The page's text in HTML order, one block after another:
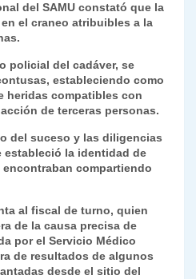
del SAMU constató que la
el craneo atribuibles a la
policial del cadáver, se
estableciendo como
heridas compatibles con
de terceras personas.
del suceso y las diligencias
estableció la identidad de
compartiendo
al fiscal de turno, quien
de la causa precisa de
por el Servicio Médico
de resultados de algunos
desde el sitio del